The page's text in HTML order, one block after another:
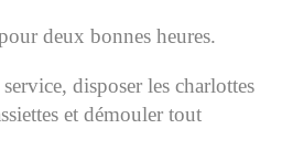
deux bonnes heures.
disposer les charlottes
et démouler tout